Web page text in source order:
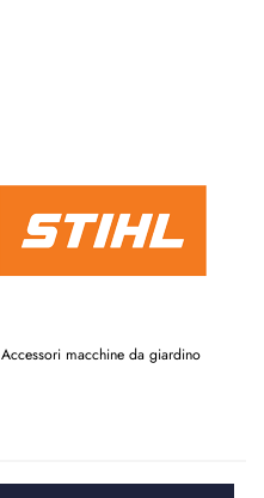
Accessori macchine da giardino